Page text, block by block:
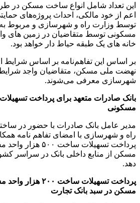
این تعداد شامل انواع ساخت مسکن
توسط وزارت راه و شهرسازی و مربوط
مسکونی توسط متقاضیان در زمین ‌های
خانه های یک طبقه حیاط دار خواهد بود.
بر اساس این تفاهم‌نامه بر اساس
نهضت ملی مسکن، متقاضیان واجد
شهرسازی معرفی می‌شوند.
مسکونی
مدیر عامل بانک صادرات با حضور در
راه و شهرسازی با امضای تفاهم نامه
پرداخت تسهیلات
مسکن از منابع داخلی بانک در سراسر
دهد.
پرداخت تسهیلات
مسکن در سبد بانک تجارت